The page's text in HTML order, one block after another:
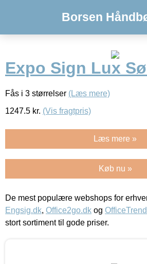
Borsen
Expo Sign Lux
Fås i 3 størrelser (Læs mere)
1247.5 kr. (Vis fragtpris)
Læs mere »
Køb nu »
De mest populære webshops for
Engsig.dk, Office2go.dk og
stort sortiment til gode priser.